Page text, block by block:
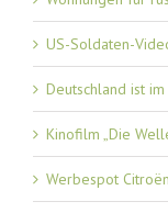
US-Soldaten-
Deutschland ist
Kinofilm „Die
Werbespot